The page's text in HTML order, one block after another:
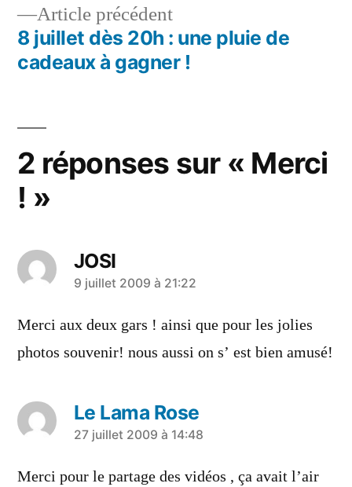
l’article
Article précédentArticle
précédent :
8 juillet dès 20h : une pluie de
cadeaux à gagner !
2 réponses sur « Merci
! »
JOSI
a
dit :
9 juillet 2009 à 21:22
Merci aux deux gars ! ainsi que pour les jolies
photos souvenir! nous aussi on s’ est bien amusé!
Le Lama Rose
a
dit :
27 juillet 2009 à 14:48
Merci pour le partage des vidéos , ça avait l’air